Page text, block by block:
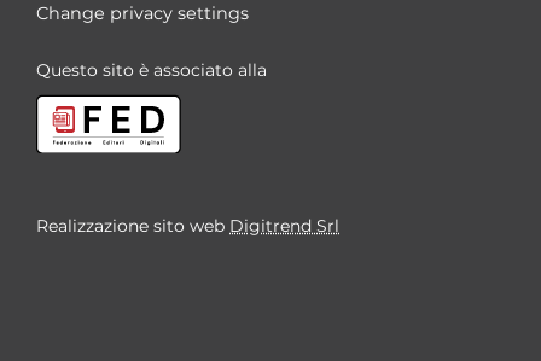
Change privacy settings
Questo sito è associato alla
Realizzazione sito web Digitrend Srl